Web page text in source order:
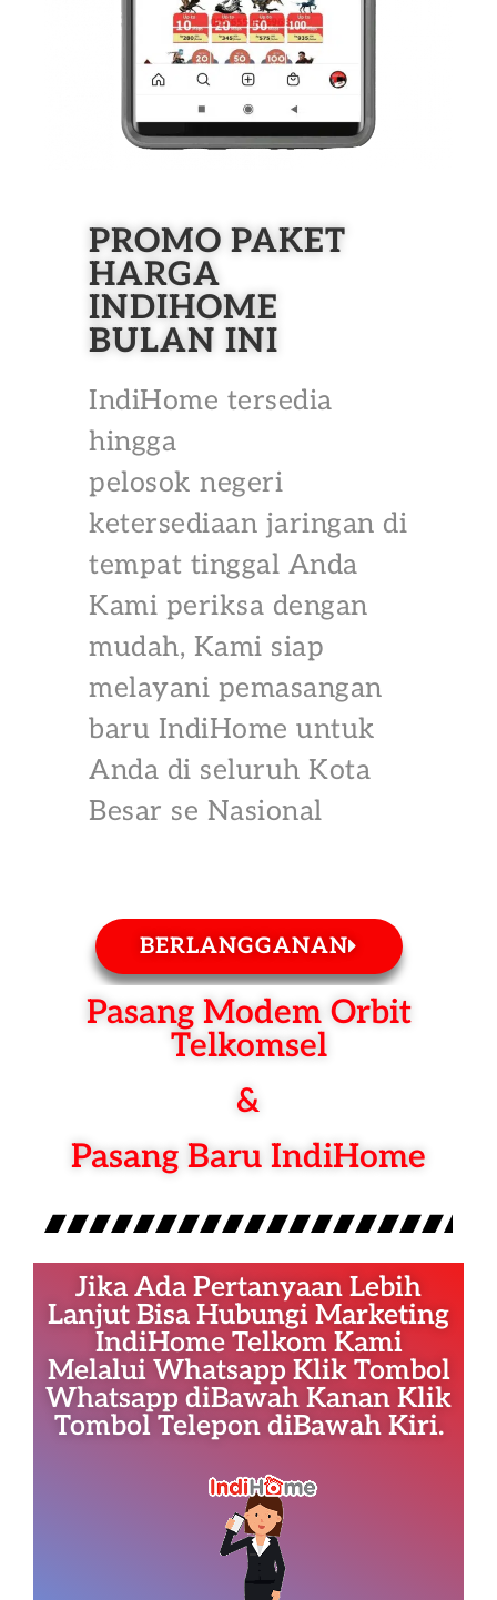
PROMO PAKET
HARGA
INDIHOME
BULAN INI
IndiHome tersedia
hingga
pelosok negeri
ketersediaan jaringan di
tempat tinggal Anda
Kami periksa dengan
mudah, Kami siap
melayani pemasangan
baru IndiHome untuk
Anda di seluruh Kota
Besar se Nasional
BERLANGGANAN
Pasang Modem Orbit
Telkomsel
&
Pasang Baru IndiHome
Jika Ada Pertanyaan Lebih
Lanjut Bisa Hubungi Marketing
IndiHome Telkom Kami
Melalui Whatsapp Klik Tombol
Whatsapp diBawah Kanan Klik
Tombol Telepon diBawah Kiri.